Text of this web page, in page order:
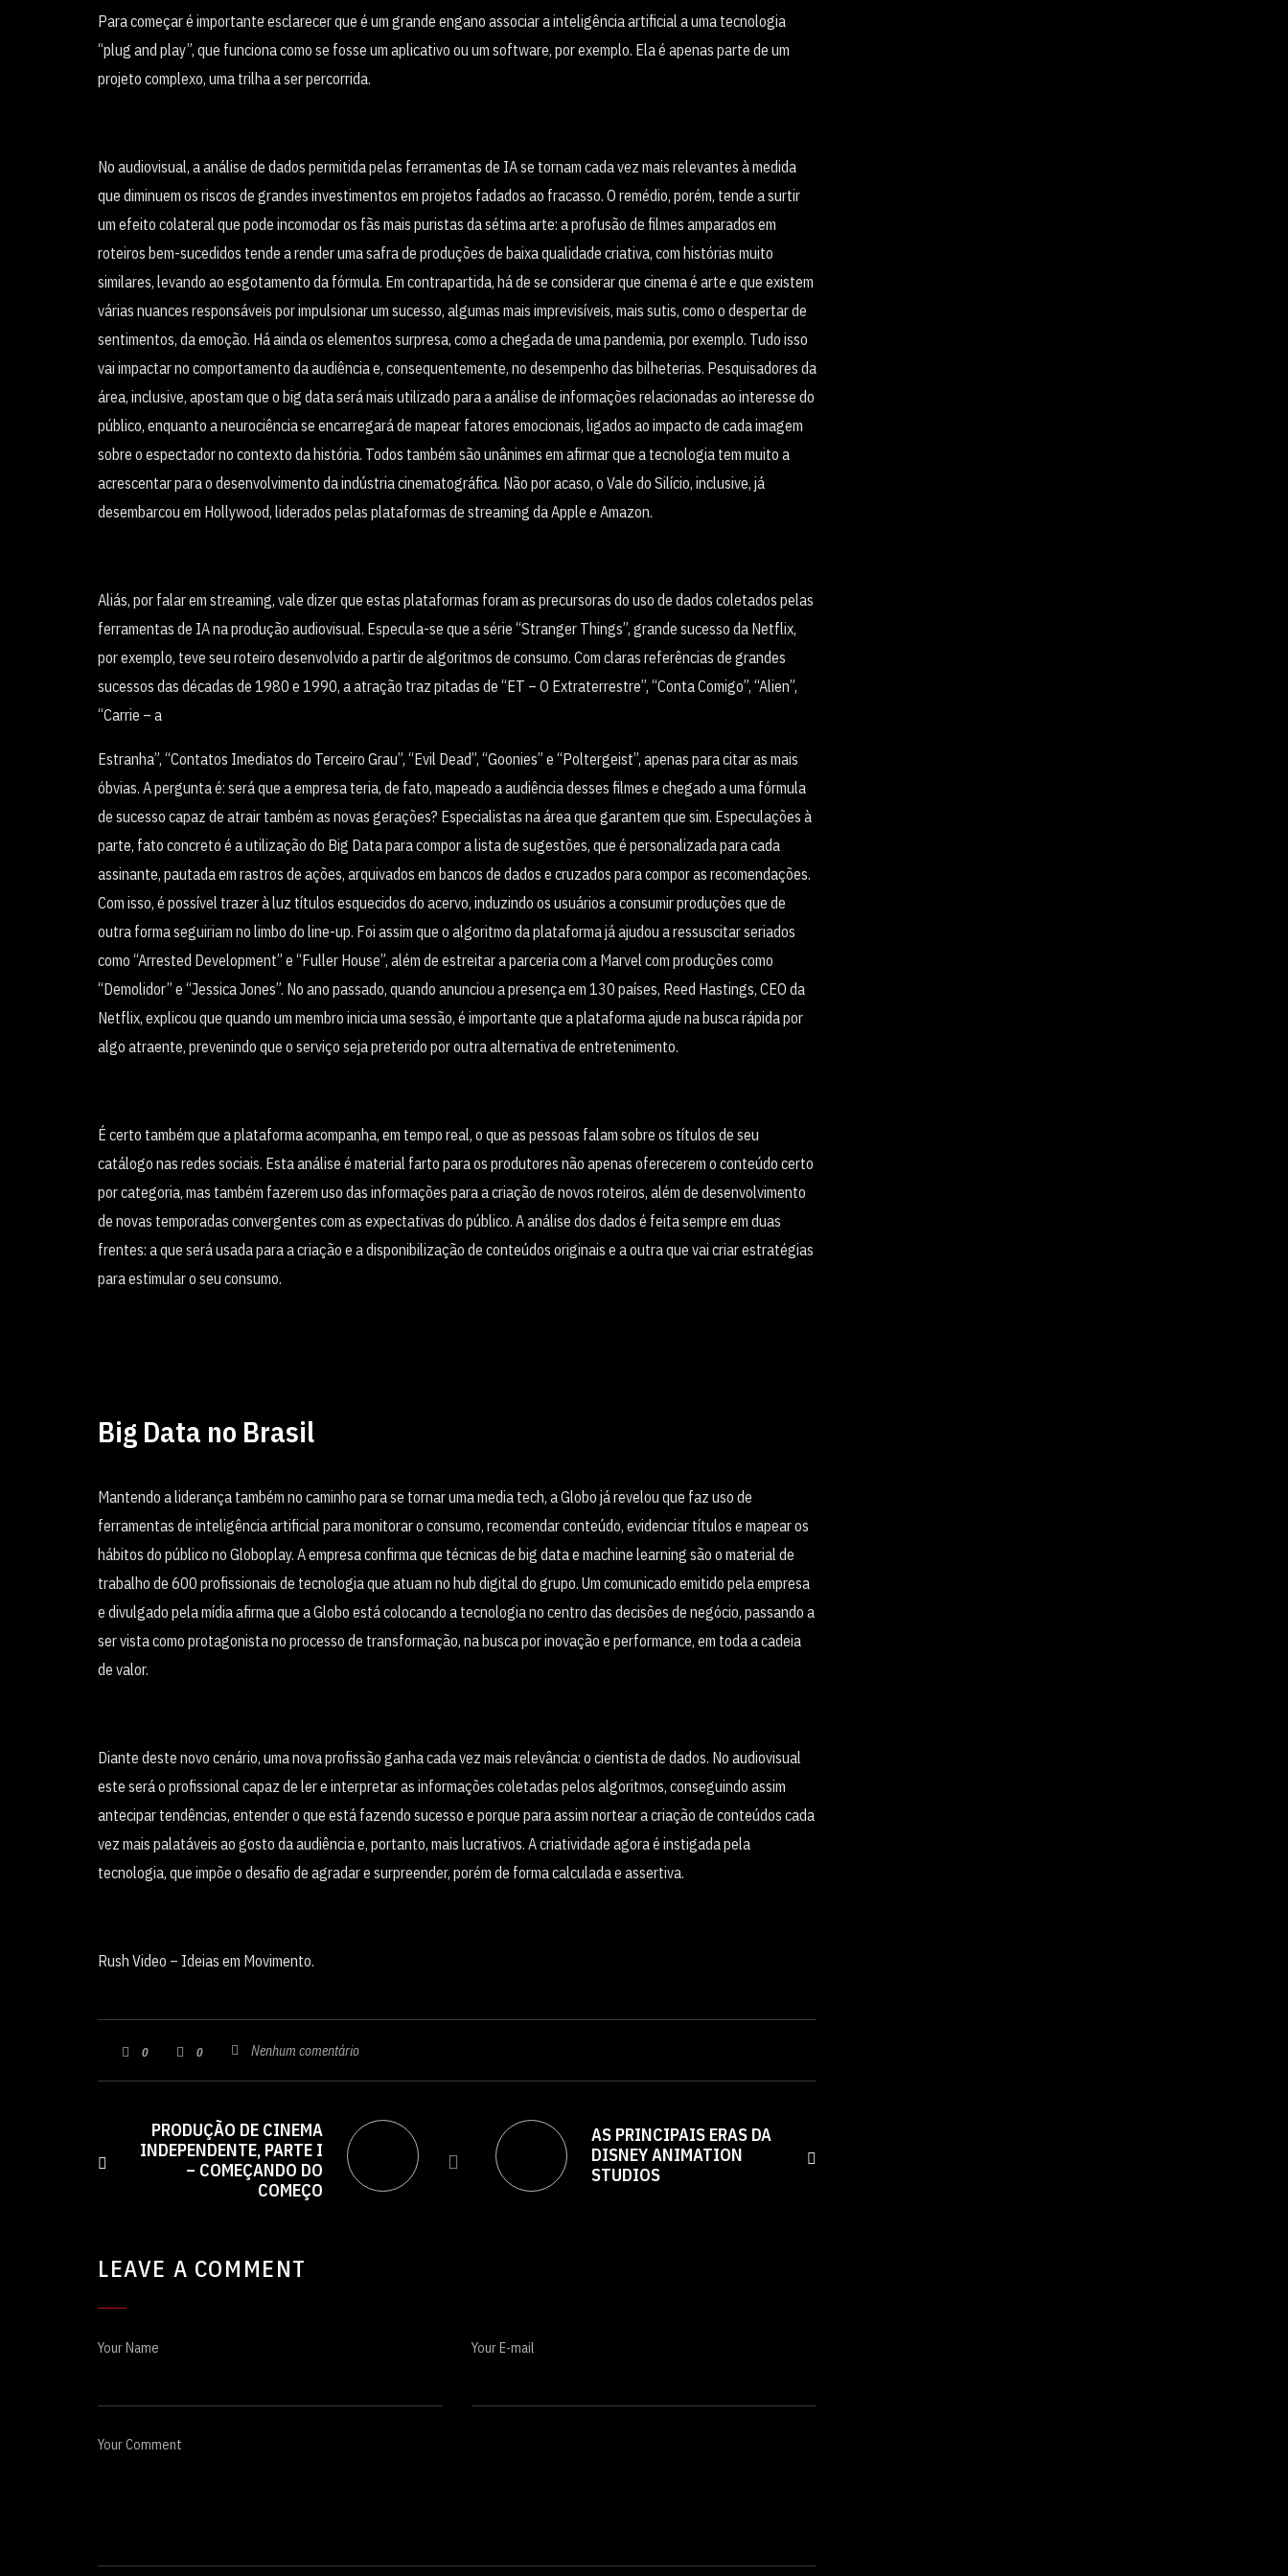
Para começar é importante esclarecer que é um grande engano associar a inteligência artificial a uma tecnologia
“plug and play”, que funciona como se fosse um aplicativo ou um software, por exemplo. Ela é apenas parte de um
projeto complexo, uma trilha a ser percorrida.
No audiovisual, a análise de dados permitida pelas ferramentas de IA se tornam cada vez mais relevantes à medida
que diminuem os riscos de grandes investimentos em projetos fadados ao fracasso. O remédio, porém, tende a surtir
um efeito colateral que pode incomodar os fãs mais puristas da sétima arte: a profusão de filmes amparados em
roteiros bem-sucedidos tende a render uma safra de produções de baixa qualidade criativa, com histórias muito
similares, levando ao esgotamento da fórmula. Em contrapartida, há de se considerar que cinema é arte e que existem
várias nuances responsáveis por impulsionar um sucesso, algumas mais imprevisíveis, mais sutis, como o despertar de
sentimentos, da emoção. Há ainda os elementos surpresa, como a chegada de uma pandemia, por exemplo. Tudo isso
vai impactar no comportamento da audiência e, consequentemente, no desempenho das bilheterias. Pesquisadores da
área, inclusive, apostam que o big data será mais utilizado para a análise de informações relacionadas ao interesse do
público, enquanto a neurociência se encarregará de mapear fatores emocionais, ligados ao impacto de cada imagem
sobre o espectador no contexto da história. Todos também são unânimes em afirmar que a tecnologia tem muito a
acrescentar para o desenvolvimento da indústria cinematográfica. Não por acaso, o Vale do Silício, inclusive, já
desembarcou em Hollywood, liderados pelas plataformas de streaming da Apple e Amazon.
Aliás, por falar em streaming, vale dizer que estas plataformas foram as precursoras do uso de dados coletados pelas
ferramentas de IA na produção audiovisual. Especula-se que a série “Stranger Things”, grande sucesso da Netflix,
por exemplo, teve seu roteiro desenvolvido a partir de algoritmos de consumo. Com claras referências de grandes
sucessos das décadas de 1980 e 1990, a atração traz pitadas de “ET – O Extraterrestre”, “Conta Comigo”, “Alien”,
“Carrie – a
Estranha”, “Contatos Imediatos do Terceiro Grau”, “Evil Dead”, “Goonies” e “Poltergeist”, apenas para citar as mais
óbvias. A pergunta é: será que a empresa teria, de fato, mapeado a audiência desses filmes e chegado a uma fórmula
de sucesso capaz de atrair também as novas gerações? Especialistas na área que garantem que sim. Especulações à
parte, fato concreto é a utilização do Big Data para compor a lista de sugestões, que é personalizada para cada
assinante, pautada em rastros de ações, arquivados em bancos de dados e cruzados para compor as recomendações.
Com isso, é possível trazer à luz títulos esquecidos do acervo, induzindo os usuários a consumir produções que de
outra forma seguiriam no limbo do line-up. Foi assim que o algoritmo da plataforma já ajudou a ressuscitar seriados
como “Arrested Development” e “Fuller House”, além de estreitar a parceria com a Marvel com produções como
“Demolidor” e “Jessica Jones”. No ano passado, quando anunciou a presença em 130 países, Reed Hastings, CEO da
Netflix, explicou que quando um membro inicia uma sessão, é importante que a plataforma ajude na busca rápida por
algo atraente, prevenindo que o serviço seja preterido por outra alternativa de entretenimento.
É certo também que a plataforma acompanha, em tempo real, o que as pessoas falam sobre os títulos de seu
catálogo nas redes sociais. Esta análise é material farto para os produtores não apenas oferecerem o conteúdo certo
por categoria, mas também fazerem uso das informações para a criação de novos roteiros, além de desenvolvimento
de novas temporadas convergentes com as expectativas do público. A análise dos dados é feita sempre em duas
frentes: a que será usada para a criação e a disponibilização de conteúdos originais e a outra que vai criar estratégias
para estimular o seu consumo.
Big Data no Brasil
Mantendo a liderança também no caminho para se tornar uma media tech, a Globo já revelou que faz uso de
ferramentas de inteligência artificial para monitorar o consumo, recomendar conteúdo, evidenciar títulos e mapear os
hábitos do público no Globoplay. A empresa confirma que técnicas de big data e machine learning são o material de
trabalho de 600 profissionais de tecnologia que atuam no hub digital do grupo. Um comunicado emitido pela empresa
e divulgado pela mídia afirma que a Globo está colocando a tecnologia no centro das decisões de negócio, passando a
ser vista como protagonista no processo de transformação, na busca por inovação e performance, em toda a cadeia
de valor.
Diante deste novo cenário, uma nova profissão ganha cada vez mais relevância: o cientista de dados. No audiovisual
este será o profissional capaz de ler e interpretar as informações coletadas pelos algoritmos, conseguindo assim
antecipar tendências, entender o que está fazendo sucesso e porque para assim nortear a criação de conteúdos cada
vez mais palatáveis ao gosto da audiência e, portanto, mais lucrativos. A criatividade agora é instigada pela
tecnologia, que impõe o desafio de agradar e surpreender, porém de forma calculada e assertiva.
Rush Video – Ideias em Movimento.
0 0 Nenhum comentário
PRODUÇÃO DE CINEMA
INDEPENDENTE, PARTE I
– COMEÇANDO DO
COMEÇO
AS PRINCIPAIS ERAS DA
DISNEY ANIMATION
STUDIOS
LEAVE A COMMENT
Your Name Your E-mail
Your Comment